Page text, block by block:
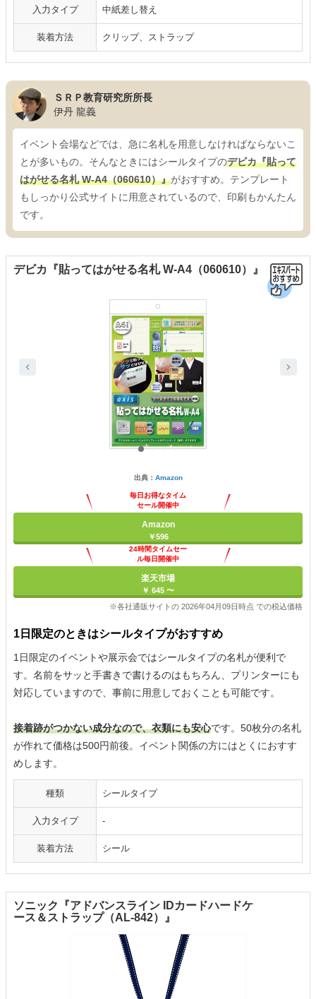
入力タイプ 中紙差し替え
装着方法 クリップ、ストラップ
ＳＲＰ教育研究所所長
伊丹 龍義
イベント会場などでは、急に名札を用意しなければならないこ
とが多いもの。そんなときにはシールタイプのデビカ『貼って
はがせる名札 W-A4（060610）』がおすすめ。テンプレート
もしっかり公式サイトに用意されているので、印刷もかんたん
です。
デビカ『貼ってはがせる名札 W-A4（060610）』
出典： Amazon
毎日お得なタイム
セール開催中
Amazon
￥596
24時間タイムセー
ル毎日開催中
楽天市場
￥ 645 〜
※各社通販サイトの 2026年04月09日時点 での税込価格
1日限定のときはシールタイプがおすすめ
1日限定のイベントや展示会ではシールタイプの名札が便利で
す。名前をサッと手書きで書けるのはもちろん、プリンターにも
対応していますので、事前に用意しておくことも可能です。
接着跡がつかない成分なので、衣類にも安心です。50枚分の名札
が作れて価格は500円前後。イベント関係の方にはとくにおすす
めします。
種類 シールタイプ
入力タイプ -
装着方法 シール
ソニック『アドバンスライン IDカードハードケ
ース＆ストラップ（AL-842）』